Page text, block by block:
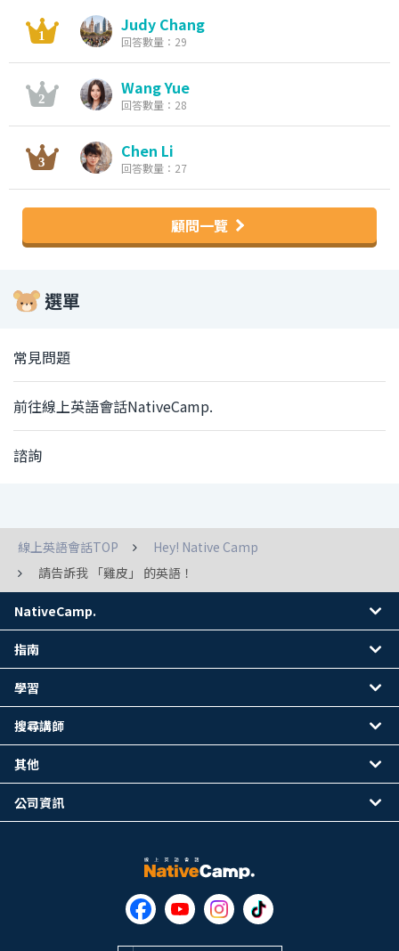
Judy Chang
回答數量：29
Wang Yue
回答數量：28
Chen Li
回答數量：27
顧問一覽
選單
常見問題
前往線上英語會話NativeCamp.
諮詢
線上英語會話TOP
Hey! Native Camp
請告訴我 「雞皮」 的英語！
NativeCamp.
指南
學習
搜尋講師
其他
公司資訊